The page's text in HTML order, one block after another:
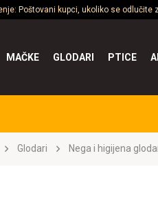
Poštovani kupci, ukoliko se
MAČKE GLODARI PTICE
Glodari Nega i higijena